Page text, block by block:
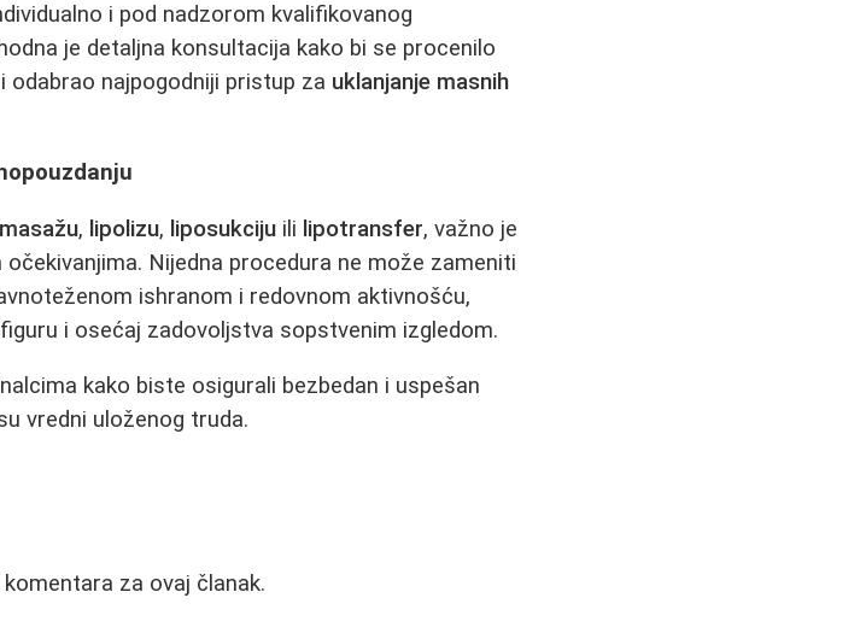
i pod nadzorom kvalifikovanog
je detaljna konsultacija kako bi se procenilo
najpogodniji pristup za uklanjanje masnih
, lipolizu, liposukciju ili lipotransfer, važno je
Nijedna procedura ne može zameniti
ishranom i redovnom aktivnošću,
i osećaj zadovoljstva sopstvenim izgledom.
kako biste osigurali bezbedan i uspešan
vredni uloženog truda.
za ovaj članak.